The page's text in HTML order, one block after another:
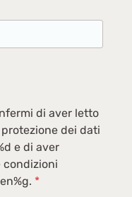
di aver letto
dei dati
e di aver
*